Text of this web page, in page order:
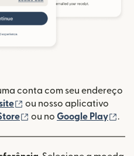
conta com seu endereço
(abre em uma nova
ou nosso aplicativo
(abre em uma nova
ou no Google Play .